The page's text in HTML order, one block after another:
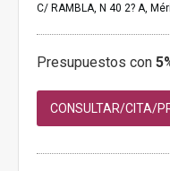
C/ RAMBLA, N 40 2? A,
Presupuestos con
CONSULTAR/CITA/